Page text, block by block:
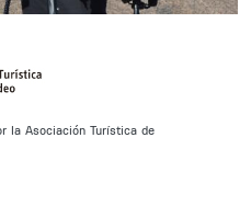
la Asociación Turística de